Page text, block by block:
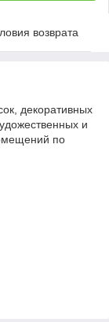
возврата
декоративных
и
по